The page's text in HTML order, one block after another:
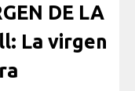
DE LA
La virgen